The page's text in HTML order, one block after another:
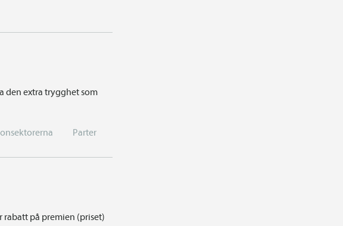
den extra trygghet som
Parter
rabatt på premien (priset)